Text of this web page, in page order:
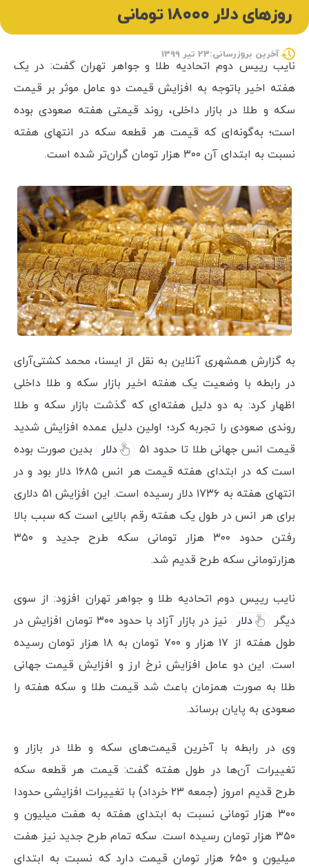
روزهای دلار ۱۸۰۰۰ تومانی
آخرین بروزرسانی:23 تیر 1399
نایب رییس دوم اتحادیه طلا و جواهر تهران گفت: در یک
هفته اخیر باتوجه به افزایش قیمت‌ دو عامل موثر بر قیمت
سکه و طلا در بازار داخلی، روند قیمتی هفته صعودی بوده
است؛ به‌گونه‌ای که قیمت هر قطعه سکه در انتهای هفته
نسبت به ابتدای آن ۳۰۰ هزار تومان گران‌تر شده است.
به گزارش همشهری آنلاین به نقل از ایسنا، محمد کشتی‌آرای
در رابطه با وضعیت یک هفته اخیر بازار سکه و طلا داخلی
اظهار کرد: به دو دلیل هفته‌ای که گذشت بازار سکه و طلا
روندی صعودی را تجربه کرد؛ اولین دلیل عمده افزایش شدید
قیمت انس جهانی طلا تا حدود ۵۱
دلار
بدین صورت بوده
است که در ابتدای هفته قیمت هر انس ۱۶۸۵ دلار بود و در
انتهای هفته به ۱۷۳۶ دلار رسیده است. این افزایش ۵۱ دلاری
برای هر انس در طول یک هفته رقم بالایی است که سبب بالا
رفتن حدود ۳۰۰ هزار تومانی سکه طرح جدید و ۳۵۰
هزارتومانی سکه طرح قدیم شد.
نایب رییس دوم اتحادیه طلا و جواهر تهران افزود: از سوی
دیگر
دلار
نیز در بازار آزاد با حدود ۳۰۰ تومان افزایش در
طول هفته از ۱۷ هزار و ۷۰۰ تومان به ۱۸ هزار تومان رسیده
است. این دو عامل افزایش نرخ ارز و افزایش قیمت جهانی
طلا به صورت همزمان باعث شد قیمت طلا و سکه هفته را
صعودی به پایان برساند.
وی در رابطه با آخرین قیمت‌های سکه و طلا در بازار و
تغییرات آن‌ها در طول هفته گفت: قیمت هر قطعه سکه
طرح قدیم امروز (جمعه ۲۳ خرداد) با تغییرات افزایشی حدودا
۳۰۰ هزار تومانی نسبت به ابتدای هفته به هفت میلیون و
۳۵۰ هزار تومان رسیده است. سکه تمام طرح جدید نیز هفت
میلیون و ۶۵۰ هزار تومان قیمت دارد که نسبت به ابتدای